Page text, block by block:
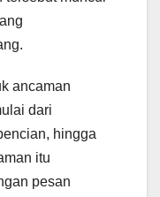
ancaman
dari
hingga
itu
pesan